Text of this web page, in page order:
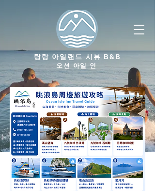
탕랑 아일랜드 시뷰 B&B
오션 아일 인